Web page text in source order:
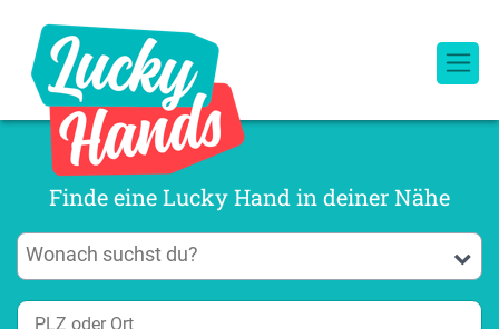
Finde eine Lucky Hand in deiner Nähe